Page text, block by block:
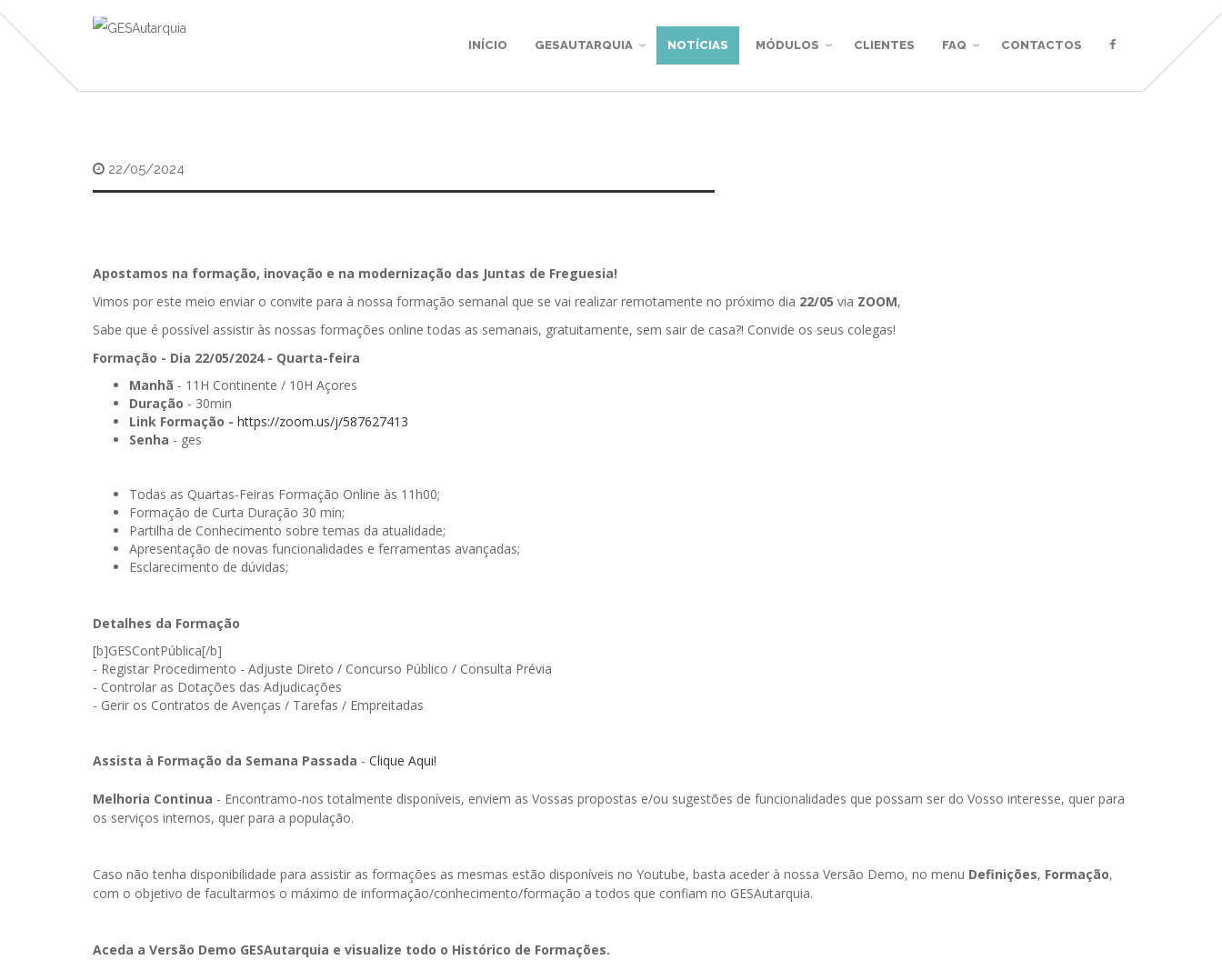
INÍCIO GESAUTARQUIA NOTÍCIAS MÓDULOS CLIENTES FAQ CONTACTOS
22/05/2024
Apostamos na formação, inovação e na modernização das Juntas de Freguesia!
Vimos por este meio enviar o convite para à nossa formação semanal que se vai realizar remotamente no próximo dia 22/05 via ZOOM,
Sabe que é possível assistir às nossas formações online todas as semanais, gratuitamente, sem sair de casa?! Convide os seus colegas!
Formação - Dia 22/05/2024 - Quarta-feira
Manhã - 11H Continente / 10H Açores
Duração - 30min
Link Formação - https://zoom.us/j/587627413
Senha - ges
Todas as Quartas-Feiras Formação Online às 11h00;
Formação de Curta Duração 30 min;
Partilha de Conhecimento sobre temas da atualidade;
Apresentação de novas funcionalidades e ferramentas avançadas;
Esclarecimento de dúvidas;
Detalhes da Formação
[b]GESContPública[/b]
- Registar Procedimento - Adjuste Direto / Concurso Público / Consulta Prévia
- Controlar as Dotações das Adjudicações
- Gerir os Contratos de Avenças / Tarefas / Empreitadas
Assista à Formação da Semana Passada - Clique Aqui!
Melhoria Continua - Encontramo-nos totalmente disponíveis, enviem as Vossas propostas e/ou sugestões de funcionalidades que possam ser do Vosso interesse, quer para
os serviços internos, quer para a população.
Caso não tenha disponibilidade para assistir as formações as mesmas estão disponíveis no Youtube, basta aceder à nossa Versão Demo, no menu Definições, Formação,
com o objetivo de facultarmos o máximo de informação/conhecimento/formação a todos que confiam no GESAutarquia.
Aceda a Versão Demo GESAutarquia e visualize todo o Histórico de Formações.